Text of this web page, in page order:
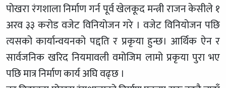
पोखरा रंगशाला निर्माण गर्न पूर्व खेलकूद मन्त्री राजन केसीले १
अरव ३३ करोड वजेट विनियोजन गरे । वजेट विनियोजन पछि
त्यसको कार्यान्वयनको पद्दति र प्रकृया हुन्छ। आर्थिक ऐन र
सार्वजनिक खरिद नियमावली वमोजिम लामो प्रकृया पुरा भए
पछि मात्र निर्माण कार्य अघि वढ्छ ।